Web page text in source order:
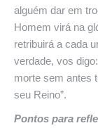
alguém dar em
Homem virá na
retribuirá a cada
verdade, vos
morte sem antes
seu Reino”.
Pontos para